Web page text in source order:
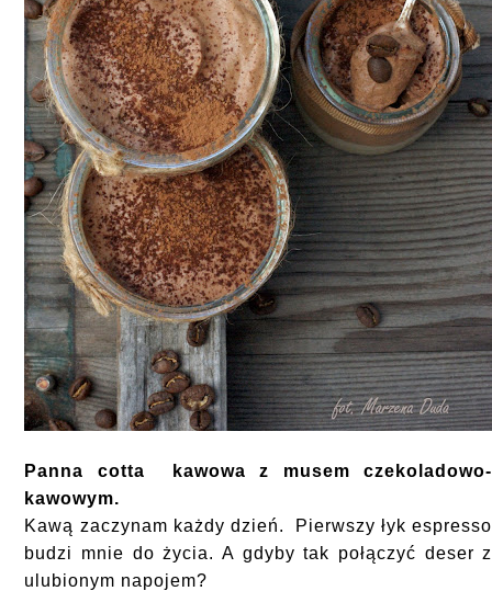
Panna cotta kawowa z musem czekoladowo-
kawowym.
Kawą zaczynam każdy dzień. Pierwszy łyk espresso
budzi mnie do życia. A gdyby tak połączyć deser z
ulubionym napojem?